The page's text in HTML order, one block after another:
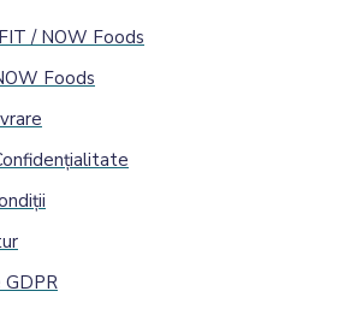
/ NOW Foods
Foods